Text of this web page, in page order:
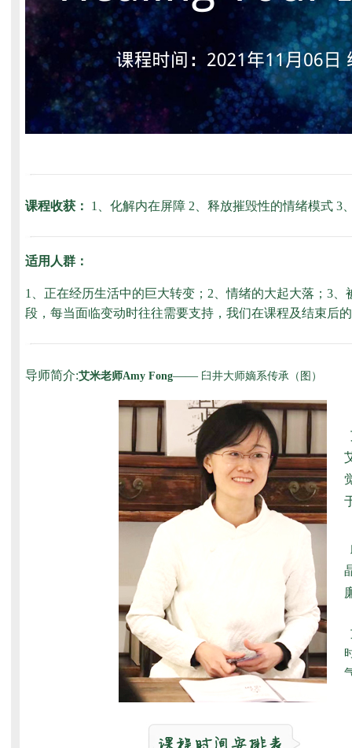
课程收获： 1、化解内在屏障 2、释放摧毁性的情绪模式 3
适用人群：
1、正在经历生活中的巨大转变；2、情绪的大起大落；3
段，每当面临变动时往往需要支持，我们在课程及结束后
导师简介:艾米老师Amy Fong—— 臼井大师嫡系传承（图）